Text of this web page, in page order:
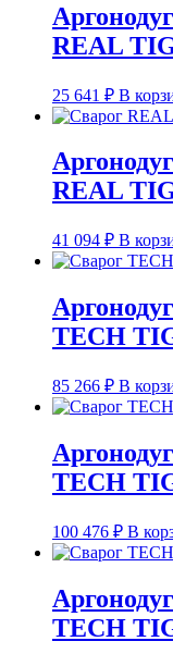
REAL
25 641 ₽ В
REAL
41 094 ₽ В
TECH
85 266 ₽ В
TECH
100 476 ₽ В
TECH